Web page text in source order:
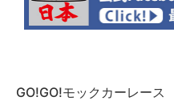
GO!GO!モックカーレース